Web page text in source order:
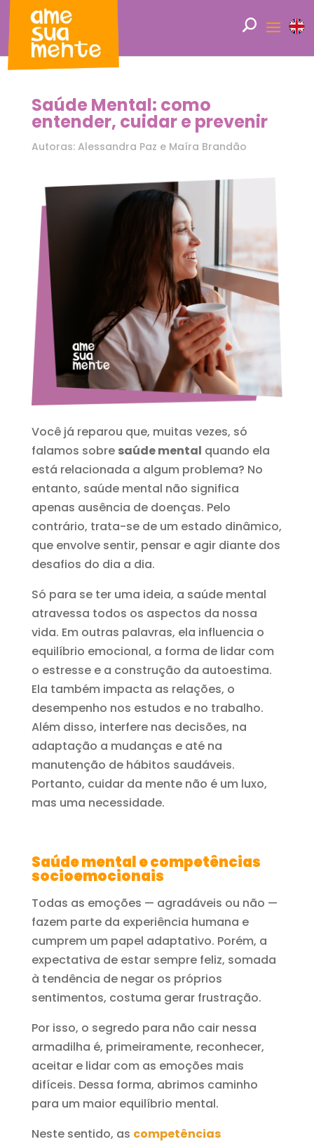
Saúde Mental: como
entender, cuidar e prevenir
Autoras: Alessandra Paz e Maíra Brandão
Você já reparou que, muitas vezes, só
falamos sobre saúde mental quando ela
está relacionada a algum problema? No
entanto, saúde mental não significa
apenas ausência de doenças. Pelo
contrário, trata-se de um estado dinâmico,
que envolve sentir, pensar e agir diante dos
desafios do dia a dia.
Só para se ter uma ideia, a saúde mental
atravessa todos os aspectos da nossa
vida. Em outras palavras, ela influencia o
equilíbrio emocional, a forma de lidar com
o estresse e a construção da autoestima.
Ela também impacta as relações, o
desempenho nos estudos e no trabalho.
Além disso, interfere nas decisões, na
adaptação a mudanças e até na
manutenção de hábitos saudáveis.
Portanto, cuidar da mente não é um luxo,
mas uma necessidade.
Saúde mental e competências
socioemocionais
Todas as emoções — agradáveis ou não —
fazem parte da experiência humana e
cumprem um papel adaptativo. Porém, a
expectativa de estar sempre feliz, somada
à tendência de negar os próprios
sentimentos, costuma gerar frustração.
Por isso, o segredo para não cair nessa
armadilha é, primeiramente, reconhecer,
aceitar e lidar com as emoções mais
difíceis. Dessa forma, abrimos caminho
para um maior equilíbrio mental.
Neste sentido, as competências